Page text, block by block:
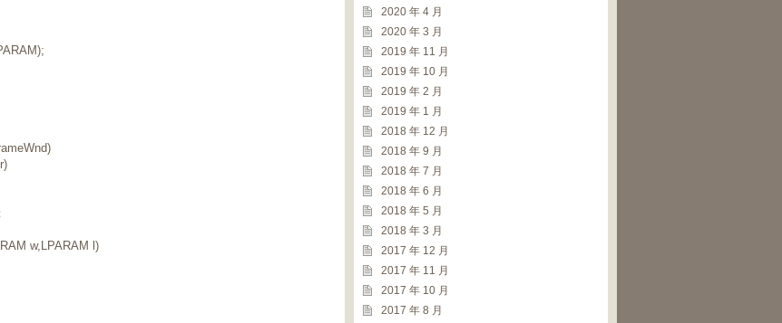
w,LPARAM l)
2020 年 4 月
2020 年 3 月
2019 年 11 月
2019 年 10 月
2019 年 2 月
2019 年 1 月
2018 年 12 月
2018 年 9 月
2018 年 7 月
2018 年 6 月
2018 年 5 月
2018 年 3 月
2017 年 12 月
2017 年 11 月
2017 年 10 月
2017 年 8 月